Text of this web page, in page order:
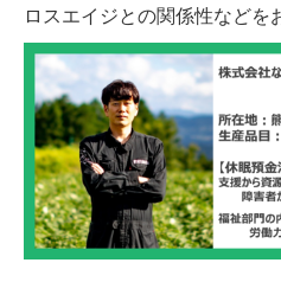
ロスエイジとの関係性などを